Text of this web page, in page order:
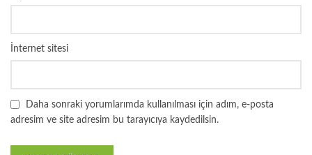
İnternet sitesi
Daha sonraki yorumlarımda kullanılması için adım, e-posta
adresim ve site adresim bu tarayıcıya kaydedilsin.